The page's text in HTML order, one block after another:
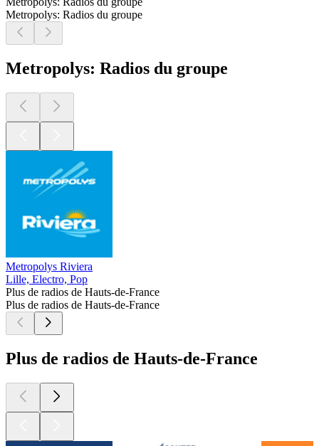
Metropolys: Radios du groupe
Metropolys: Radios du groupe
Metropolys Riviera
Lille, Electro, Pop
Plus de radios de Hauts-de-France
Plus de radios de Hauts-de-France
Plus de radios de Hauts-de-France